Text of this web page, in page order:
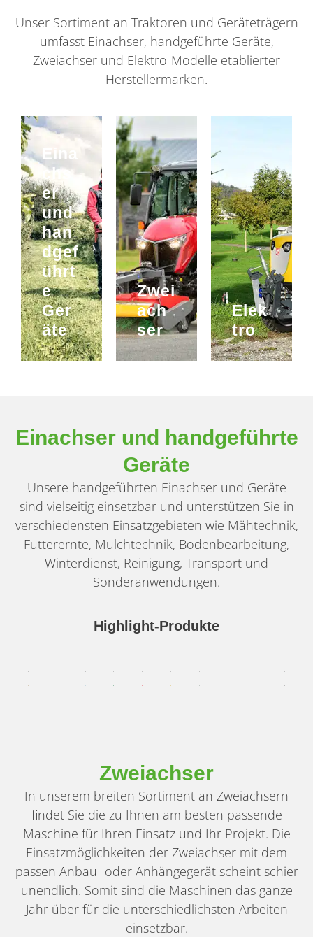
Unser Sortiment an Traktoren und Geräteträgern
umfasst Einachser, handgeführte Geräte,
Zweiachser und Elektro-Modelle etablierter
Herstellermarken.
Eina
chs
er
und
han
dgef
ührt
e
Ger
äte
Zwei
ach
ser
Elek
tro
Einachser und handgeführte
Geräte
Unsere handgeführten Einachser und Geräte
sind vielseitig einsetzbar und unterstützen Sie in
verschiedensten Einsatzgebieten wie Mähtechnik,
Futterernte, Mulchtechnik, Bodenbearbeitung,
Winterdienst, Reinigung, Transport und
Sonderanwendungen.
Highlight-Produkte
Zweiachser
In unserem breiten Sortiment an Zweiachsern
findet Sie die zu Ihnen am besten passende
Maschine für Ihren Einsatz und Ihr Projekt. Die
Einsatzmöglichkeiten der Zweiachser mit dem
passen Anbau- oder Anhängegerät scheint schier
unendlich. Somit sind die Maschinen das ganze
Jahr über für die unterschiedlichsten Arbeiten
einsetzbar.